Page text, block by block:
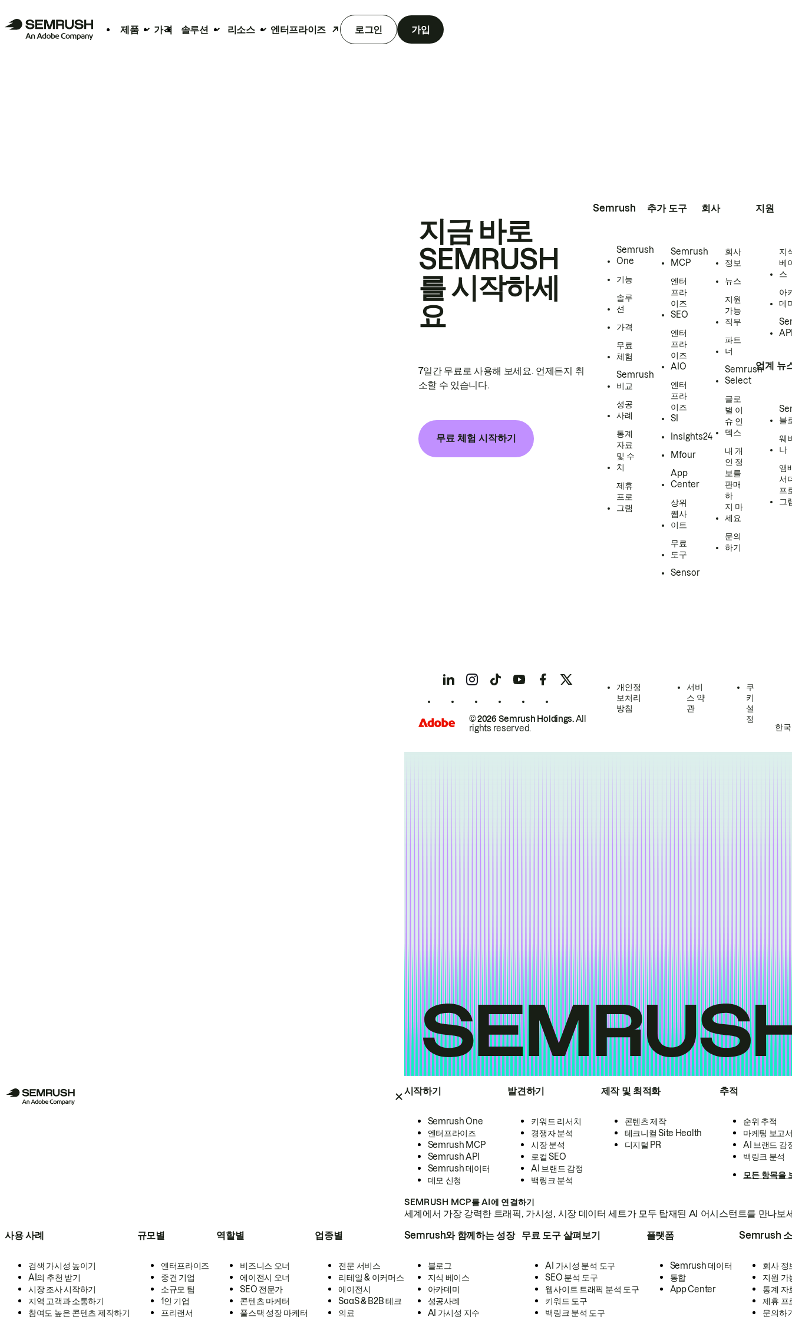
제품 가격 솔루션 리소스 엔터프라이즈 로그인 가입
시작하기
Semrush One
엔터프라이즈
Semrush MCP
Semrush API
Semrush 데이터
데모 신청
발견하기
키워드 리서치
경쟁자 분석
시장 분석
로컬 SEO
AI 브랜드 감정
백링크 분석
제작 및 최적화
콘텐츠 제작
테크니컬 Site Health
디지털 PR
추적
순위 추적
마케팅 보고
AI 브랜드 감
백링크 분석
모든 항목을
SEMRUSH MCP를 AI에 연결하기
세계에서 가장 강력한 트래픽, 가시성, 시장 데이터 세트가 모두 탑재된 AI 어시스턴트를 만나보
사용 사례
검색 가시성 높이기
AI의 추천 받기
시장 조사 시작하기
지역 고객과 소통하기
참여도 높은 콘텐츠 제작하기
규모별
엔터프라이즈
중견 기업
소규모 팀
1인 기업
프리랜서
역할별
비즈니스 오너
에이전시 오너
SEO 전문가
콘텐츠 마케터
풀스택 성장 마케터
업종별
전문 서비스
리테일 & 이커머스
에이전시
SaaS & B2B 테크
의료
Semrush와 함께하는 성장
블로그
지식 베이스
아카데미
성공사례
AI 가시성 지수
무료 도구 살펴보기
AI 가시성 분석 도구
SEO 분석 도구
웹사이트 트래픽 분석 도구
키워드 도구
백링크 분석 도구
플랫폼
Semrush 데이터
통합
App Center
Semrush
회사 정
지원 가
통계 자
제휴 프
문의하
지금 바로
SEMRUSH
를 시작하세
요
7일간 무료로 사용해 보세요. 언제든지 취
소할 수 있습니다.
무료 체험 시작하기
Semrush
Semrush
One
기능
솔루
션
가격
무료
체험
Semrush
비교
성공
사례
통계
자료
및 수
치
제휴
프로
그램
추가 도구
Semrush
MCP
엔터
프라
이즈
SEO
엔터
프라
이즈
AIO
엔터
프라
이즈
SI
Insights24
Mfour
App
Center
상위
웹사
이트
무료
도구
Sensor
회사
회사
정보
뉴스
지원
가능
직무
파트
너
Semrush
Select
글로
벌 이
슈 인
덱스
내 개
인 정
보를
판매
하
지 마
세요
문의
하기
지원
지
베
스
아
데
업계 뉴
블
웨
나
앰
서
프
그
© 2026 Semrush Holdings.All
rights reserved.
개인정
보처리
방침
서비
스 약
관
쿠
키
설
정
한